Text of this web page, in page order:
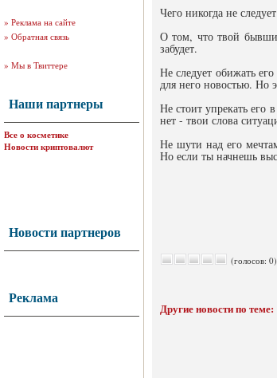
» Реклама на сайте
» Обратная связь
» Мы в Твиттере
Наши партнеры
Все о косметике
Новости криптовалют
Новости партнеров
Реклама
Чего никогда не
О том, что твой
забудет.
Не следует обижать
для него новостью. Но
Не стоит упрекать его
нет - твои слова
Не шути над его
Но если ты начнешь
(голосов: 0)
Другие новости по теме: